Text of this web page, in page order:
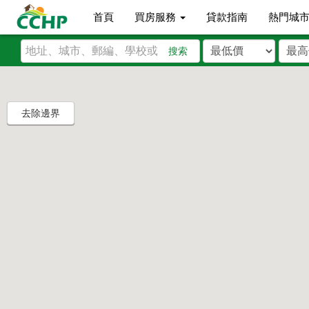
首頁 買房服務 貸款指南 熱門城
搜索
去除邊界